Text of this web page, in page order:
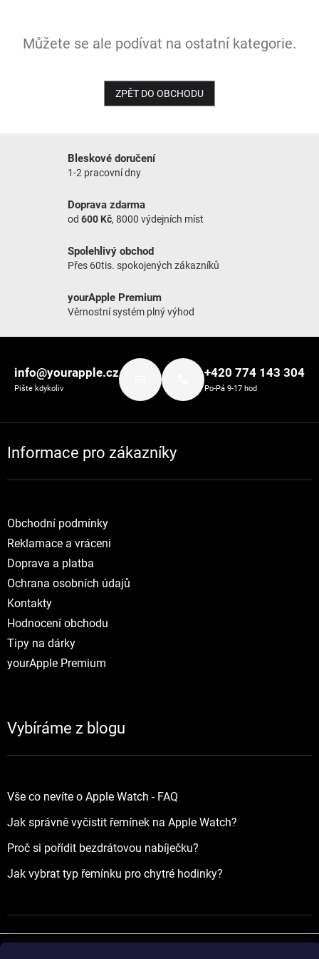
Můžete se ale podívat na ostatní kategorie.
ZPĚT DO OBCHODU
Bleskové doručení
1-2 pracovní dny
Doprava zdarma
od 600 Kč, 8000 výdejních míst
Spolehlivý obchod
Přes 60tis. spokojených zákazníků
yourApple Premium
Věrnostní systém plný výhod
info@yourapple.cz
Pište kdykoliv
+420 774 143 304
Po-Pá 9-17 hod
Informace pro zákazníky
Obchodní podmínky
Reklamace a vráceni
Doprava a platba
Ochrana osobních údajů
Kontakty
Hodnocení obchodu
Tipy na dárky
yourApple Premium
Vybíráme z blogu
Vše co nevíte o Apple Watch - FAQ
Jak správně vyčistit řemínek na Apple Watch?
Proč si pořídit bezdrátovou nabíječku?
Jak vybrat typ řemínku pro chytré hodinky?